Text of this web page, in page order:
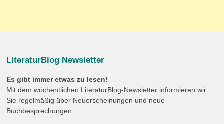
LiteraturBlog Newsletter
Es gibt immer etwas zu lesen!
Mit dem wöchentlichen LiteraturBlog-Newsletter informieren wir
Sie regelmäßig über Neuerscheinungen und neue
Buchbesprechungen